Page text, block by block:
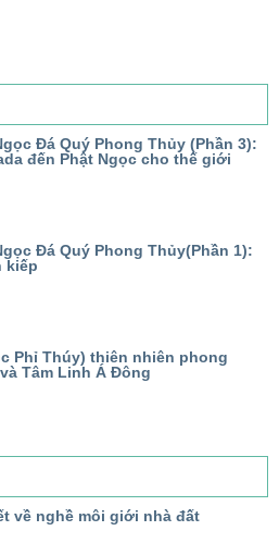
Đá Quý Phong Thủy (Phần 3):
đến Phật Ngọc cho thế giới
Đá Quý Phong Thủy(Phần 1):
kiếp
Phỉ Thúy) thiên nhiên phong
Tâm Linh Á Đông
về nghề môi giới nhà đất